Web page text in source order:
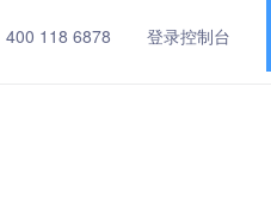
400 118 6878 登录控制台